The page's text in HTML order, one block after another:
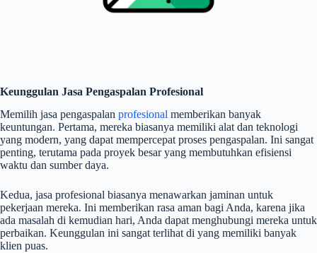
Keunggulan Jasa Pengaspalan Profesional
Memilih jasa pengaspalan profesional memberikan banyak
keuntungan. Pertama, mereka biasanya memiliki alat dan teknologi
yang modern, yang dapat mempercepat proses pengaspalan. Ini sangat
penting, terutama pada proyek besar yang membutuhkan efisiensi
waktu dan sumber daya.
Kedua, jasa profesional biasanya menawarkan jaminan untuk
pekerjaan mereka. Ini memberikan rasa aman bagi Anda, karena jika
ada masalah di kemudian hari, Anda dapat menghubungi mereka untuk
perbaikan. Keunggulan ini sangat terlihat di yang memiliki banyak
klien puas.